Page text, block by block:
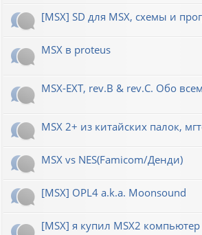
[MSX] SD для MSX, схемы и
MSX в proteus
MSX-EXT, rev.B & rev.C. Обо
MSX 2+ из китайских палок,
MSX vs NES(Famicom/Денди)
[MSX] OPL4 a.k.a. Moonsound
[MSX] я купил MSX2